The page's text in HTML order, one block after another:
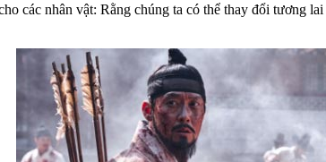
các nhân vật: Rằng chúng ta có thể thay đổi